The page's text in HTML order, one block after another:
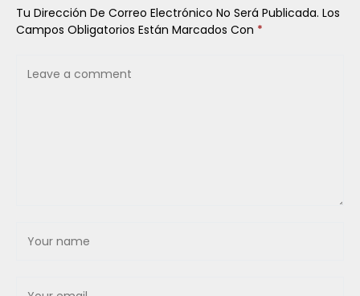
Tu Dirección De Correo Electrónico No Será Publicada. Los
Campos Obligatorios Están Marcados Con *